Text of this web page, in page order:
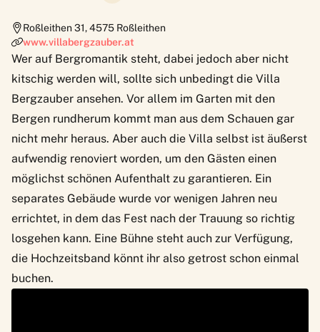
Roßleithen 31,4575 Roßleithen
www.villabergzauber.at
Wer auf Bergromantik steht, dabei jedoch aber nicht
kitschig werden will, sollte sich unbedingt die Villa
Bergzauber ansehen. Vor allem im Garten mit den
Bergen rundherum kommt man aus dem Schauen gar
nicht mehr heraus. Aber auch die Villa selbst ist äußerst
aufwendig renoviert worden, um den Gästen einen
möglichst schönen Aufenthalt zu garantieren. Ein
separates Gebäude wurde vor wenigen Jahren neu
errichtet, in dem das Fest nach der Trauung so richtig
losgehen kann. Eine Bühne steht auch zur Verfügung,
die Hochzeitsband könnt ihr also getrost schon einmal
buchen.